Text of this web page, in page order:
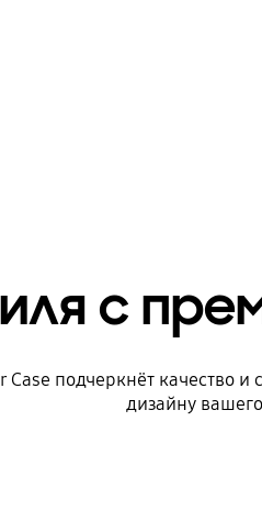
с
подчеркнёт
дизайну